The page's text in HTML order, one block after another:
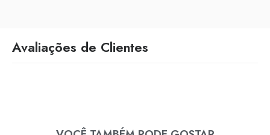
Avaliações de Clientes